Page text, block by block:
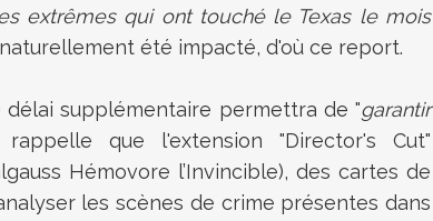
extrêmes qui ont touché le Texas le mois
été impacté, d'où ce report.
délai supplémentaire permettra de "garantir
que l'extension "Director's Cut"
Hémovore l’Invincible), des cartes de
les scènes de crime présentes dans